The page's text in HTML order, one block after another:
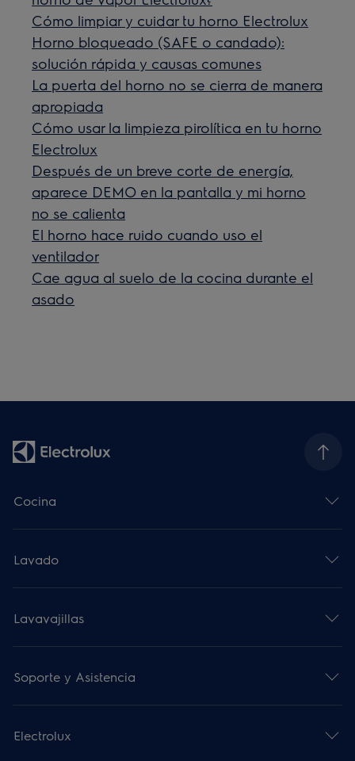
Cómo limpiar y cuidar tu horno Electrolux
Horno bloqueado (SAFE o candado):
solución rápida y causas comunes
La puerta del horno no se cierra de manera
apropiada
Cómo usar la limpieza pirolítica en tu horno
Electrolux
Después de un breve corte de energía,
aparece DEMO en la pantalla y mi horno
no se calienta
El horno hace ruido cuando uso el
ventilador
Cae agua al suelo de la cocina durante el
asado
Cocina
Lavado
Lavavajillas
Soporte y Asistencia
Electrolux